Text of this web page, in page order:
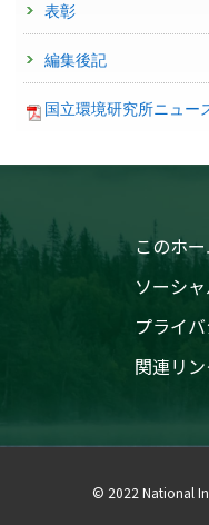
表彰
編集後記
国立環境研究所ニュー
このホ
ソーシ
プライ
関連リン
© 2022 National